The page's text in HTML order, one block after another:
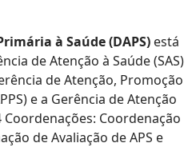
à Saúde (DAPS) está
de Atenção à Saúde (SAS)
de Atenção, Promoção
e a Gerência de Atenção
Coordenações: Coordenação
de Avaliação de APS e